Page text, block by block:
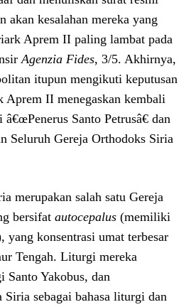
akan kesalahan mereka yang
Aprem II paling lambat pada
Agenzia Fides, 3/5. Akhirnya,
itupun mengikuti keputusan
Aprem II menegaskan kembali
Santo Petrusâ€ dan
Seluruh Gereja Orthodoks Siria
merupakan salah satu Gereja
bersifat autocepalus (memiliki
yang konsentrasi umat terbesar
Tengah. Liturgi mereka
Santo Yakobus, dan
Siria sebagai bahasa liturgi dan